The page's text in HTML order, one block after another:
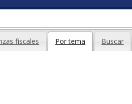
fiscales Por tema Buscar